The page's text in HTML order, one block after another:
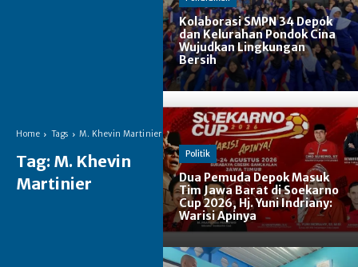
Home Tags M. Khevin Martinier
Tag: M. Khevin
Martinier
Kolaborasi SMPN 34 Depok
dan Kelurahan Pondok Cina
Wujudkan Lingkungan
Bersih
Politik
Dua Pemuda Depok Masuk
Tim Jawa Barat di Soekarno
Cup 2026, Hj. Yuni Indriany:
Warisi Apinya